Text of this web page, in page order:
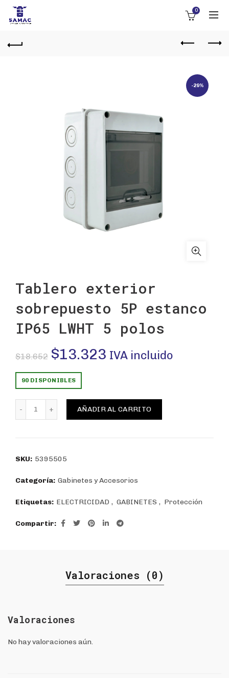
0
-29%
Tablero exterior
sobrepuesto 5P estanco
IP65 LWHT 5 polos
$18.652 El
precio
original
era:
$13.323 El
actual
es:
IVA incluido
90 DISPONIBLES
Tablero exterior sobrepuesto 5P estanco IP65 LWHT 5
AÑADIR AL CARRITO
SKU: 5395505
Categoría: Gabinetes y Accesorios
Etiquetas: ELECTRICIDAD , GABINETES , Protección
Compartir
Valoraciones (0)
Valoraciones
No hay valoraciones aún.